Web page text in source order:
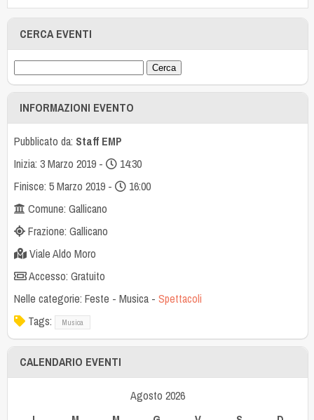
CERCA EVENTI
INFORMAZIONI EVENTO
Pubblicato da: Staff EMP
Inizia: 3 Marzo 2019 -
14:30
Finisce: 5 Marzo 2019 -
16:00
Comune: Gallicano
Frazione: Gallicano
Viale Aldo Moro
Accesso: Gratuito
Nelle categorie: Feste - Musica- Spettacoli
Tags:
Musica
CALENDARIO EVENTI
Agosto 2026